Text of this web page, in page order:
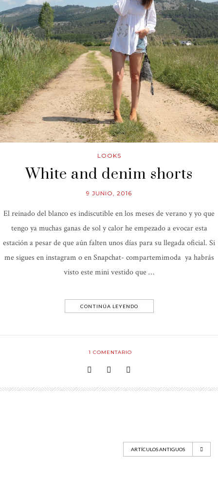
LOOKS
White and denim shorts
9 JUNIO, 2016
El reinado del blanco es indiscutible en los meses de verano y yo que
tengo ya muchas ganas de sol y calor he empezado a evocar esta
estación a pesar de que aún falten unos días para su llegada oficial. Si
me sigues en instagram o en Snapchat- compartemimoda ya habrás
visto este mini vestido que …
CONTINÚA LEYENDO
1 COMENTARIO
ARTÍCULOS ANTIGUOS